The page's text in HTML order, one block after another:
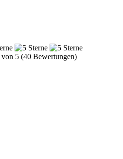
5 (40 Bewertungen)